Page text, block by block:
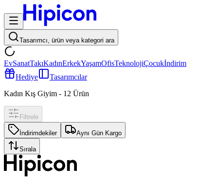
Tasarımcı, ürün veya kategori ara
EvSanatTakıKadınErkekYaşamOfisTeknolojiÇocukİndirim
Hediye
Tasarımcılar
Kadın Kış Giyim - 12 Ürün
Filtrele
İndirimdekiler Aynı Gün Kargo
Sırala